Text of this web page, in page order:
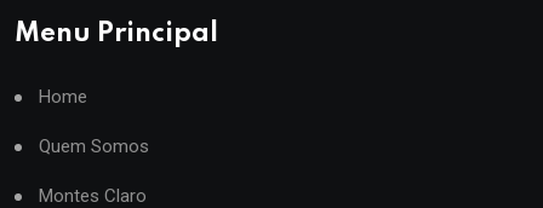
Menu Principal
Home
Quem Somos
Montes Claro